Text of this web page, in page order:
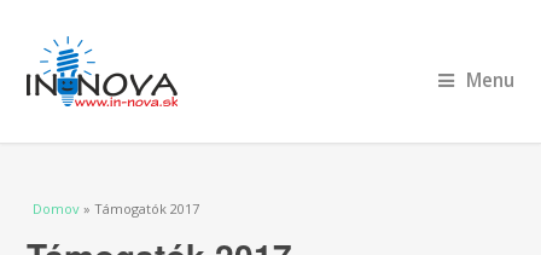
Menu
Nachádzate sa tu
Domov » Támogatók 2017